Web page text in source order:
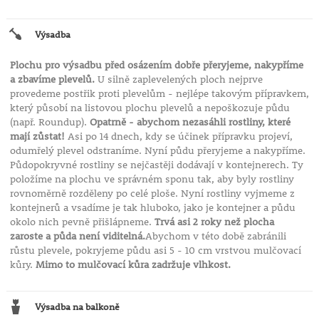
Výsadba
Plochu pro výsadbu před osázením dobře přeryjeme, nakypříme
a zbavíme plevelů.U silně zaplevelených ploch nejprve
provedeme postřik proti plevelům - nejlépe takovým přípravkem,
který působí na listovou plochu plevelů a nepoškozuje půdu
(např. Roundup). Opatrně - abychom nezasáhli rostliny, které
mají zůstat! Asi po 14 dnech, kdy se účinek přípravku projeví,
odumřelý plevel odstraníme. Nyní půdu přeryjeme a nakypříme.
Půdopokryvné rostliny se nejčastěji dodávají v kontejnerech. Ty
položíme na plochu ve správném sponu tak, aby byly rostliny
rovnoměrně rozděleny po celé ploše. Nyní rostliny vyjmeme z
kontejnerů a vsadíme je tak hluboko, jako je kontejner a půdu
okolo nich pevně přišlápneme. Trvá asi 2 roky než plocha
zaroste a půda není viditelná.Abychom v této době zabránili
růstu plevele, pokryjeme půdu asi 5 - 10 cm vrstvou mulčovací
kůry. Mimo to mulčovací kůra zadržuje vlhkost.
Výsadba na balkoně